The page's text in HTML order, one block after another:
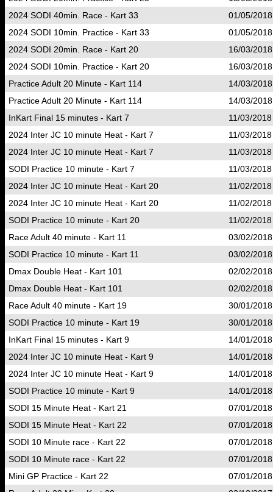
2024 SODI 40min. Race - Kart 33
01/05/
2024 SODI 10min. Practice - Kart 33
01/05/
2024 SODI 20min. Race - Kart 20
16/03/
2024 SODI 10min. Practice - Kart 20
16/03/
Practice Adult 20 Minute - Kart 114
14/03/
Practice Adult 20 Minute - Kart 114
14/03/
InKart Final 15 minutes - Kart 7
11/03/
2024 Inter JC 10 minute Heat - Kart 7
11/03/
2024 Inter JC 10 minute Heat - Kart 7
11/03/
SODI Practice 10 minute - Kart 7
11/03/
2024 Inter JC 10 minute Heat - Kart 20
11/02/
2024 Inter JC 10 minute Heat - Kart 20
11/02/
SODI Practice 10 minute - Kart 20
11/02/
Race Adult 40 minute - Kart 11
03/02/
SODI Practice 10 minute - Kart 11
03/02/
Dmax Double Heat - Kart 101
02/02/
Dmax Double Heat - Kart 101
02/02/
Race Adult 40 minute - Kart 19
30/01/
SODI Practice 10 minute - Kart 19
30/01/
InKart Final 15 minutes - Kart 9
14/01/
2024 Inter JC 10 minute Heat - Kart 9
14/01/
2024 Inter JC 10 minute Heat - Kart 9
14/01/
SODI Practice 10 minute - Kart 9
14/01/
SODI 15 Minute Heat - Kart 21
07/01/
SODI 15 Minute Heat - Kart 22
07/01/
SODI 10 Minute race - Kart 22
07/01/
SODI 10 Minute race - Kart 22
07/01/
Mini GP Practice - Kart 22
07/01/